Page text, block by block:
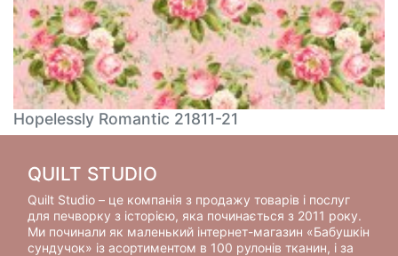
Hopelessly Romantic 21811-21
QUILT STUDIO
Quilt Studio – це компанія з продажу товарів і послуг
для печворку з історією, яка починається з 2011 року.
Ми починали як маленький інтернет-магазин «Бабушкін
сундучок» із асортиментом в 100 рулонів тканин, і за